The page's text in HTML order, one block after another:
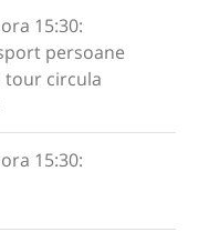
15:30:
persoane
tour circula
15:30: